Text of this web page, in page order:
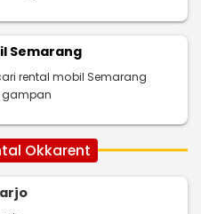
Semarang
rental mobil Semarang
gampan
Okkarent